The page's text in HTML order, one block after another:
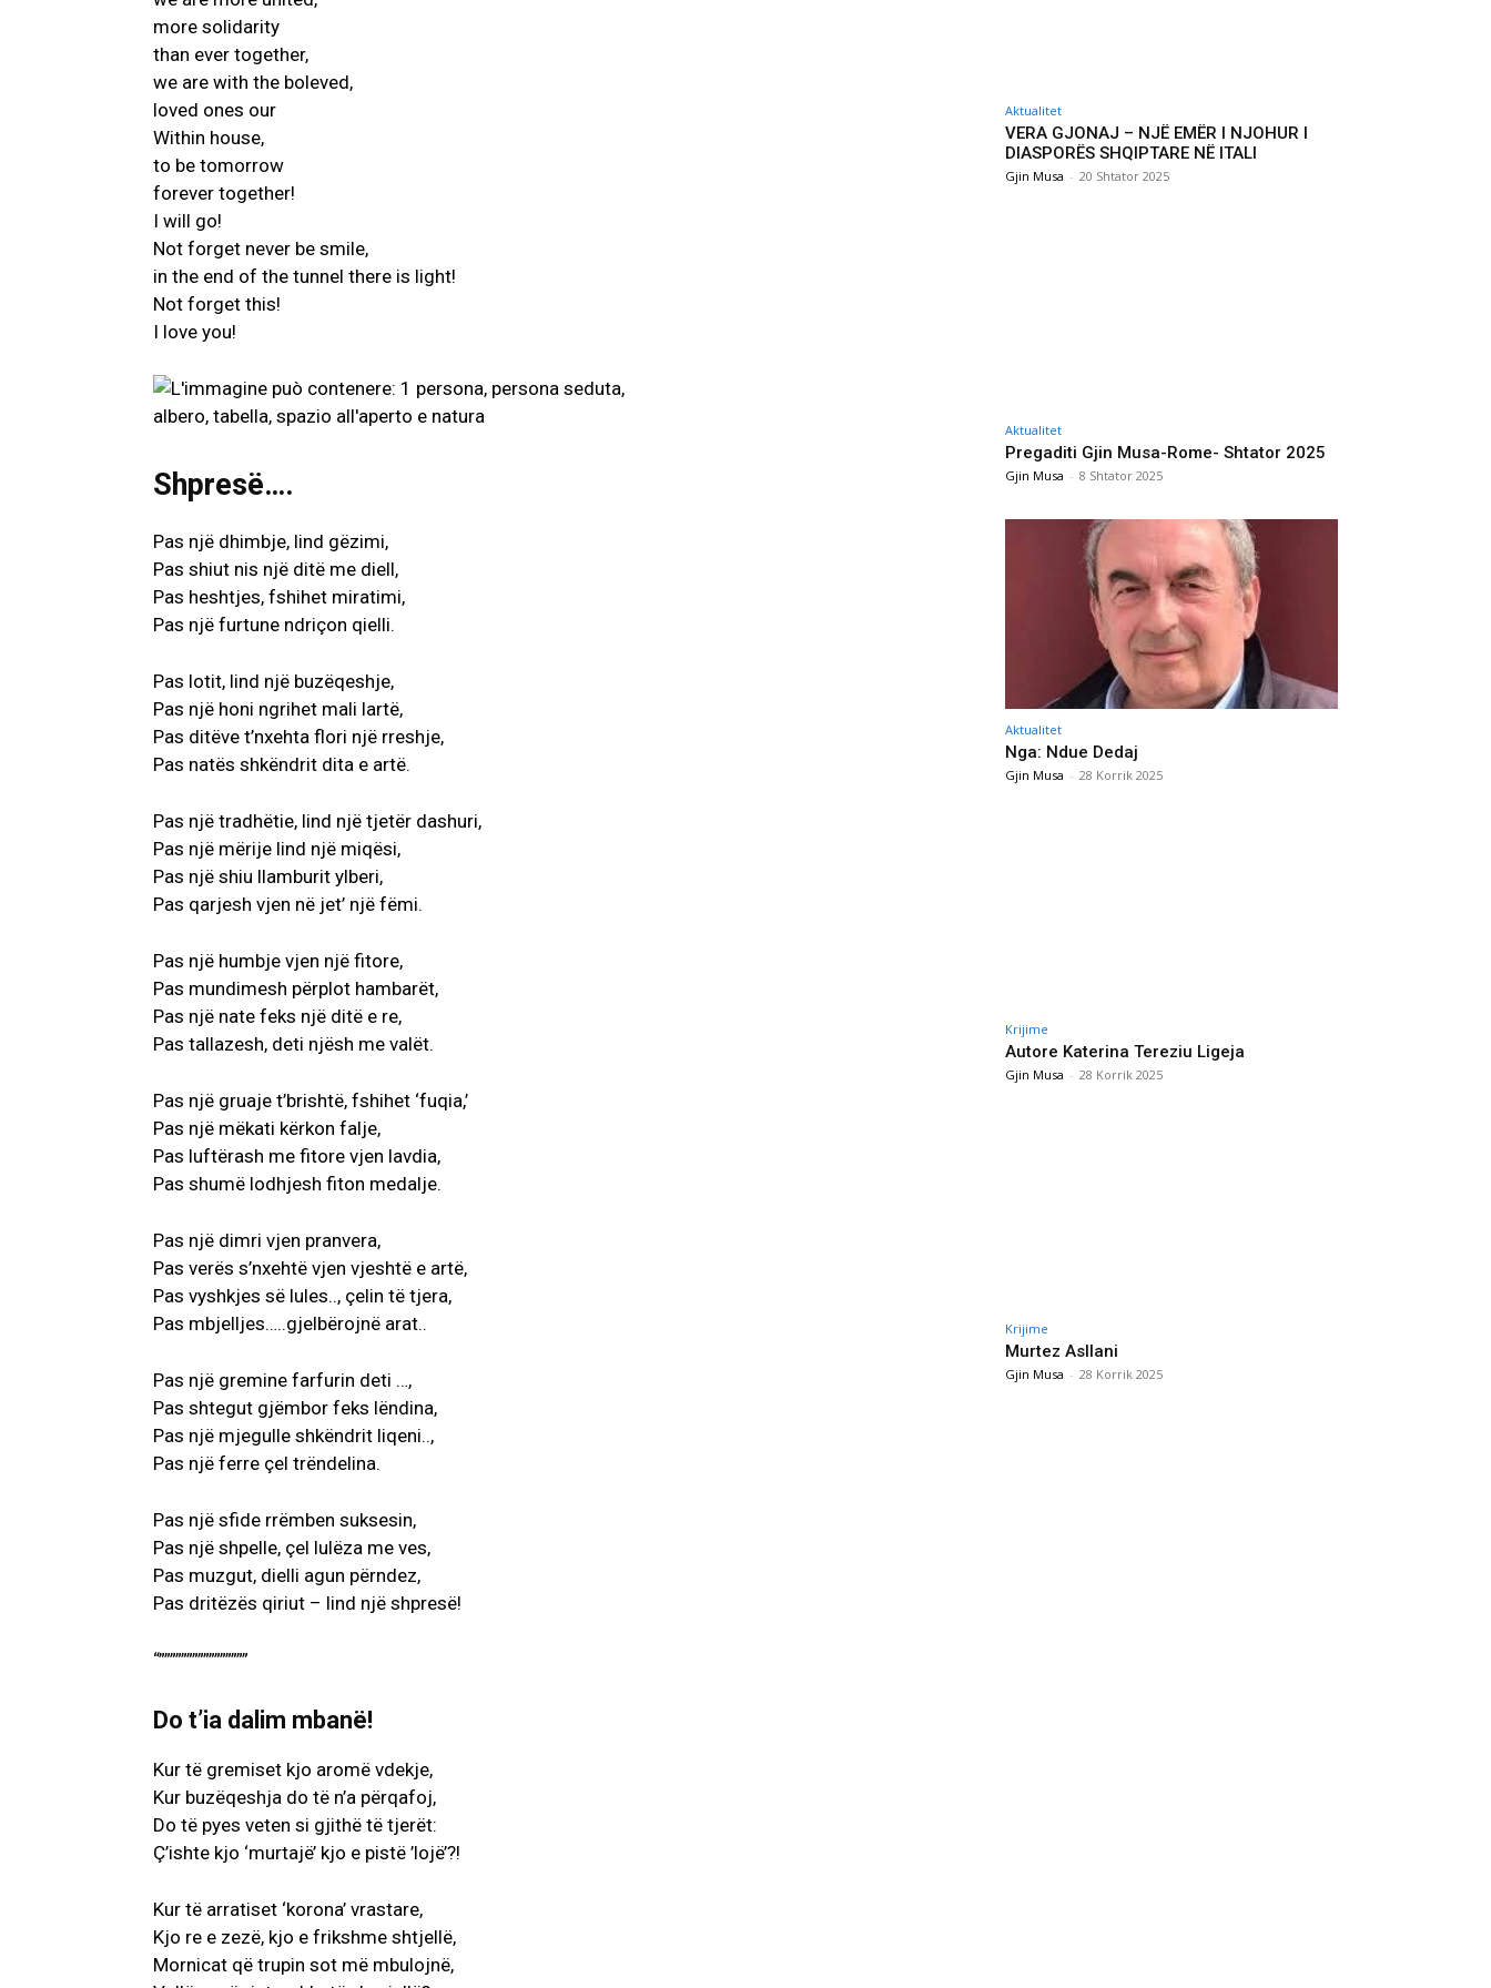
more solidarity
than ever together,
we are with the boleved,
loved ones our
Within house,
to be tomorrow
forever together!
I will go!
Not forget never be smile,
in the end of the tunnel there is light!
Not forget this!
I love you!
Shpresë….
Pas një dhimbje, lind gëzimi,
Pas shiut nis një ditë me diell,
Pas heshtjes, fshihet miratimi,
Pas një furtune ndriçon qielli.
Pas lotit, lind një buzëqeshje,
Pas një honi ngrihet mali lartë,
Pas ditëve t’nxehta flori një rreshje,
Pas natës shkëndrit dita e artë.
Pas një tradhëtie, lind një tjetër dashuri,
Pas një mërije lind një miqësi,
Pas një shiu llamburit ylberi,
Pas qarjesh vjen në jet’ një fëmi.
Pas një humbje vjen një fitore,
Pas mundimesh përplot hambarët,
Pas një nate feks një ditë e re,
Pas tallazesh, deti njësh me valët.
Pas një gruaje t’brishtë, fshihet ‘fuqia,’
Pas një mëkati kërkon falje,
Pas luftërash me fitore vjen lavdia,
Pas shumë lodhjesh fiton medalje.
Pas një dimri vjen pranvera,
Pas verës s’nxehtë vjen vjeshtë e artë,
Pas vyshkjes së lules.., çelin të tjera,
Pas mbjelljes…..gjelbërojnë arat..
Pas një gremine farfurin deti …,
Pas shtegut gjëmbor feks lëndina,
Pas një mjegulle shkëndrit liqeni..,
Pas një ferre çel trëndelina.
Pas një sfide rrëmben suksesin,
Pas një shpelle, çel lulëza me ves,
Pas muzgut, dielli agun përndez,
Pas dritëzës qiriut – lind një shpresë!
“””””””””””””””””
Do t’ia dalim mbanë!
Kur të gremiset kjo aromë vdekje,
Kur buzëqeshja do të n’a përqafoj,
Do të pyes veten si gjithë të tjerët:
Ç’ishte kjo ‘murtajë’ kjo e pistë ’lojë’?!
Kur të arratiset ‘korona’ vrastare,
Kjo re e zezë, kjo e frikshme shtjellë,
Mornicat që trupin sot më mbulojnë,
Aktualitet
VERA GJONAJ – NJË EMËR I NJOHUR I
DIASPORËS SHQIPTARE NË ITALI
Gjin Musa - 20 Shtator 2025
Aktualitet
Pregaditi Gjin Musa-Rome- Shtator 2025
Gjin Musa - 8 Shtator 2025
Aktualitet
Nga: Ndue Dedaj
Gjin Musa - 28 Korrik 2025
Krijime
Autore Katerina Tereziu Ligeja
Gjin Musa - 28 Korrik 2025
Krijime
Murtez Asllani
Gjin Musa - 28 Korrik 2025